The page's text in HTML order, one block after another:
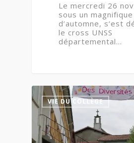
Le mercredi 26
sous un
d’automne, s’est
le cross UNSS
départemental…
VIE DU COLLÈGE